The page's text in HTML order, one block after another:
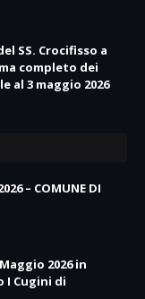
SS. Crocifisso a
completo dei
al 3 maggio 2026
– COMUNE DI
2026 in
I Cugini di